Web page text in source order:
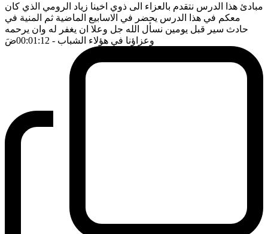
مبادئ هذا الدرس نتقدم بالعزاء الى ذوي اخينا زياد الرومي الذي كان
معكم في هذا الدرس يحضر في الاسابيع الماضية ثم المنية في
حادث سير قبل يومين نسأل الله جل وعلا ان يغفر له وان يرحمه
وعزاؤنا في هؤلاء الشباب - 00:01:12 ضَ